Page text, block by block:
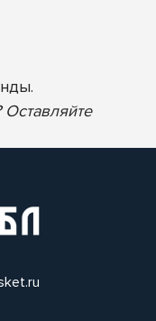
Оставляйте